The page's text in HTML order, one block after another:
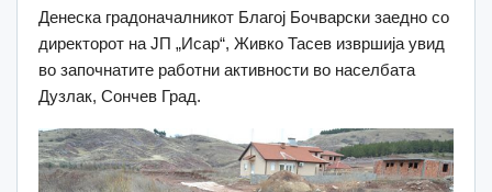
Денеска градоначалникот Благој Бочварски заедно со
директорот на ЈП „Исар“, Живко Тасев извршија увид
во започнатите работни активности во населбата
Дузлак, Сончев Град.